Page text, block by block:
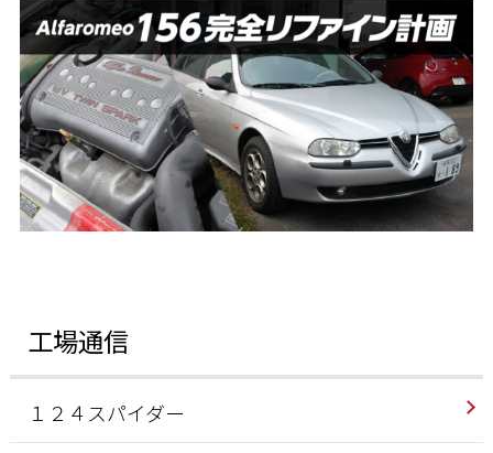
工場通信
１２４スパイダー